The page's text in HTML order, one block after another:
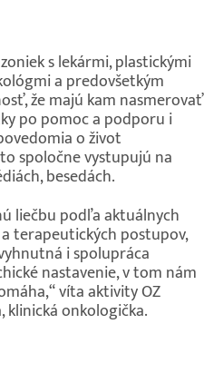
s lekármi, plastickými
a predovšetkým
že majú kam nasmerovať
po pomoc a podporu i
o život
spoločne vystupujú na
besedách.
liečbu podľa aktuálnych
terapeutických postupov,
i spolupráca
nastavenie, v tom nám
víta aktivity OZ
klinická onkologička.